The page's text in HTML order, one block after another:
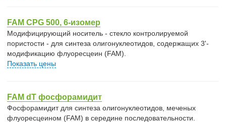
FAM CPG 500, 6-изомер
Модифицирующий носитель - стекло контролируемой
пористости - для синтеза олигонуклеотидов, содержащих 3'-
модификацию флуоресцеин (FAM).
Показать цены
FAM dT фосфорамидит
Фосфорамидит для синтеза олигонуклеотидов, меченых
флуоресцеином (FAM) в середине последовательности.